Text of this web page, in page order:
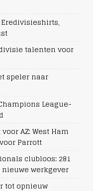
talenten voor
speler naar
League-
AZ: West Ham
Parrott
clubloos: 281
werkgever
tot opnieuw